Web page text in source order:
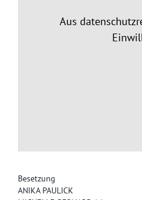
Besetzung
ANIKA PAULICK
Aus